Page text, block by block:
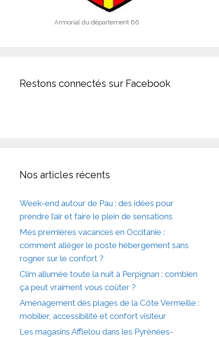
Armorial du département 66
Restons connectés sur Facebook
Nos articles récents
Week-end autour de Pau : des idées pour
prendre l’air et faire le plein de sensations
Mes premières vacances en Occitanie :
comment alléger le poste hébergement sans
rogner sur le confort ?
Clim allumée toute la nuit à Perpignan : combien
ça peut vraiment vous coûter ?
Aménagement des plages de la Côte Vermeille :
mobilier, accessibilité et confort visiteur
Les magasins Afflelou dans les Pyrénées-